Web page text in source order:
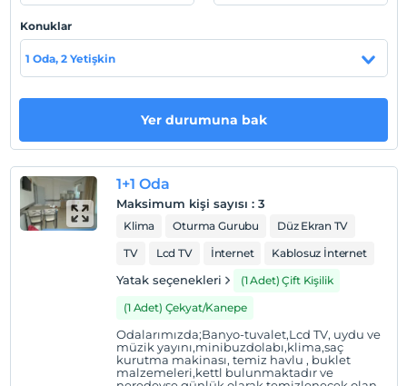
Sahil
Yeni konsepte yapılan Çamyuva Halk Plajı'ndan
Otel koşulları
En erken saat 14:00 ve sonrası
En geç saat 12:00 ve öncesi
Evcil hayvan kabul edilmemektedir.
Konuklar
1 Oda, 2 Yetişkin
Yer durumuna bak
1+1 Oda
Maksimum kişi sayısı : 3
Klima Oturma Gurubu
Düz Ekran TV
TV
Lcd TV İnternet Kablosuz İnternet
Yatak seçenekleri
(1 Adet) Çift Kişilik
(1 Adet) Çekyat/Kanepe
Odalarımızda;Banyo-tuvalet,Lcd TV, uydu ve
müzik yayını,minibuzdolabı,klima,saç
kurutma makinası, temiz havlu , buklet
malzemeleri,kettl bulunmaktadır ve